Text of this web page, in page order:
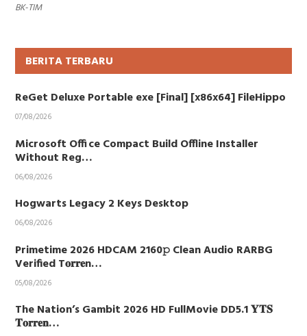
BK-TIM
BERITA TERBARU
ReGet Deluxe Portable exe [Final] [x86x64] FileHippo
07/08/2026
Microsoft Office Compact Build Offline Installer
Without Reg…
06/08/2026
Hogwarts Legacy 2 Keys Desktop
06/08/2026
Primetime 2026 HDCAM 2160𝚙 Clean Audio RARBG
Verified T𝐨𝐫𝐫𝐞n…
05/08/2026
The Nation’s Gambit 2026 HD FullMovie DD5.1 𝐘𝐓𝐒
𝐓𝐨𝐫𝐫𝐞𝐧…